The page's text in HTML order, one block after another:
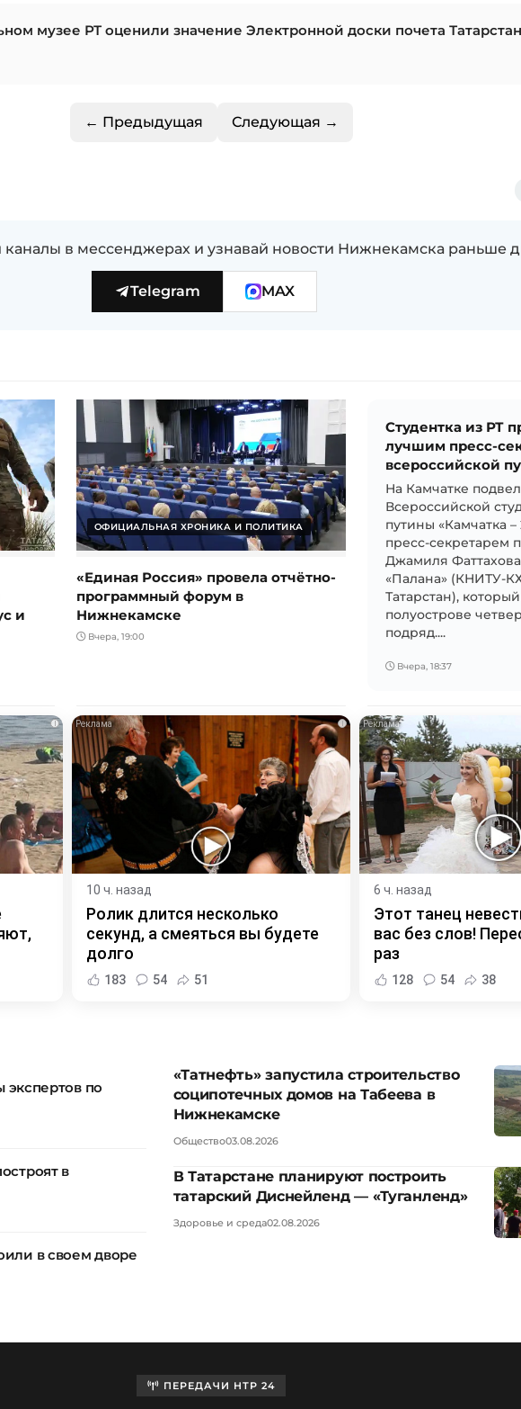
музее РТ оценили значение Электронной доски почета
← Предыдущая Следующая →
в мессенджерах и узнавай новости Нижнекамска раньше
Telegram MAX
и
ОФИЦИАЛЬНАЯ ХРОНИКА И ПОЛИТИКА
«Единая Россия» провела отчётно-
программный форум в
Нижнекамске
Вчера, 19:00
Студентка из РТ
лучшим пресс-
всероссийской
На Камчатке
Всероссийской
путины «Камчатка
пресс-секретарем
Джамиля
«Палана» (КНИТУ-
Татарстан),
полуострове
подряд....
Вчера, 18:37
i i
10 ч. назад
Ролик длится несколько
секунд, а смеяться вы будете
долго
183 54 51
6 ч. назад
Этот танец
вас без слов!
раз
128 54 38
экспертов по
в
в своем дворе
«Татнефть» запустила строительство
соципотечных домов на Табеева в
Нижнекамске
Общество03.08.2026
В Татарстане планируют построить
татарский Диснейленд — «Туганленд»
Здоровье и среда02.08.2026
ПЕРЕДАЧИ НТР 24